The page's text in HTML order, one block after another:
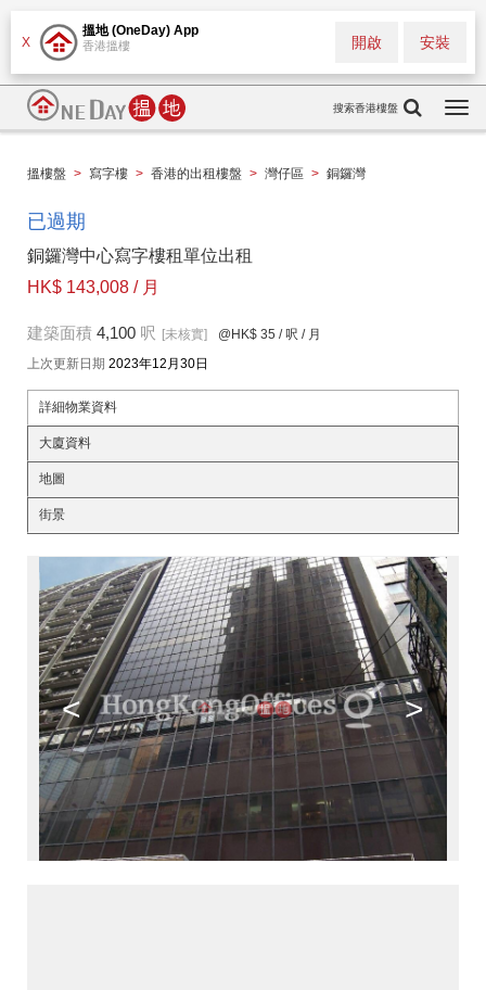
X
搵地 (OneDay) App
香港搵樓 安裝
開啟
搜索香港樓盤
搵樓盤 > 寫字樓 > 香港的出租樓盤 > 灣仔區 > 銅鑼灣
已過期
銅鑼灣中心寫字樓租單位出租
HK$ 143,008 / 月
建築面積 4,100 呎 [未核實] @HK$ 35 / 呎 / 月
上次更新日期 2023年12月30日
詳細物業資料
大廈資料
地圖
街景
< >